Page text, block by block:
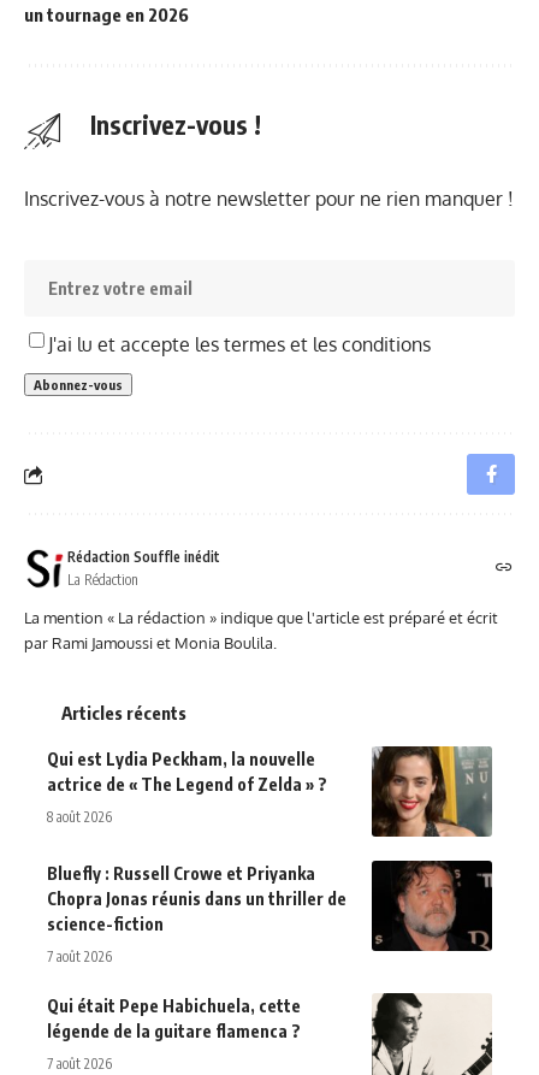
un tournage en 2026
Inscrivez-vous !
Inscrivez-vous à notre newsletter pour ne rien manquer !
J'ai lu et accepte les termes et les conditions
Rédaction Souffle inédit
La Rédaction
La mention « La rédaction » indique que l'article est préparé et écrit
par Rami Jamoussi et Monia Boulila.
Articles récents
Qui est Lydia Peckham, la nouvelle
actrice de « The Legend of Zelda » ?
8 août 2026
Bluefly : Russell Crowe et Priyanka
Chopra Jonas réunis dans un thriller de
science-fiction
7 août 2026
Qui était Pepe Habichuela, cette
légende de la guitare flamenca ?
7 août 2026